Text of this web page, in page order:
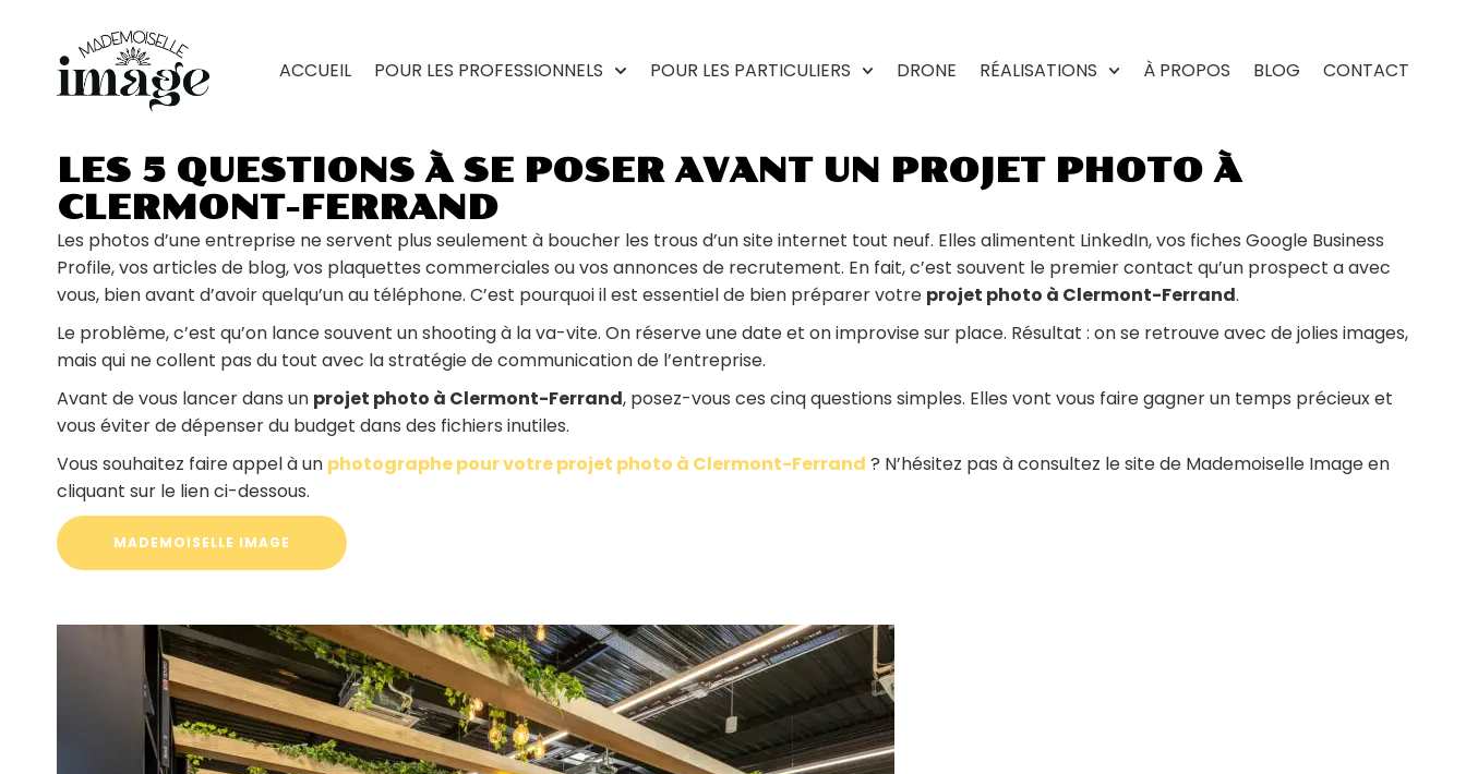
ACCUEIL POUR LES PROFESSIONNELS POUR LES PARTICULIERS DRONE RÉALISATIONS À PROPOS BLOG CONTACT
LES 5 QUESTIONS À SE POSER AVANT UN PROJET PHOTO À
CLERMONT-FERRAND
Les photos d’une entreprise ne servent plus seulement à boucher les trous d’un site internet tout neuf. Elles alimentent LinkedIn, vos fiches Google Business
Profile, vos articles de blog, vos plaquettes commerciales ou vos annonces de recrutement. En fait, c’est souvent le premier contact qu’un prospect a avec
vous, bien avant d’avoir quelqu’un au téléphone. C’est pourquoi il est essentiel de bien préparer votre projet photo à Clermont-Ferrand.
Le problème, c’est qu’on lance souvent un shooting à la va-vite. On réserve une date et on improvise sur place. Résultat : on se retrouve avec de jolies images,
mais qui ne collent pas du tout avec la stratégie de communication de l’entreprise.
Avant de vous lancer dans un projet photo à Clermont-Ferrand, posez-vous ces cinq questions simples. Elles vont vous faire gagner un temps précieux et
vous éviter de dépenser du budget dans des fichiers inutiles.
Vous souhaitez faire appel à un photographe pour votre projet photo à Clermont-Ferrand ? N’hésitez pas à consultez le site de Mademoiselle Image en
cliquant sur le lien ci-dessous.
MADEMOISELLE IMAGE